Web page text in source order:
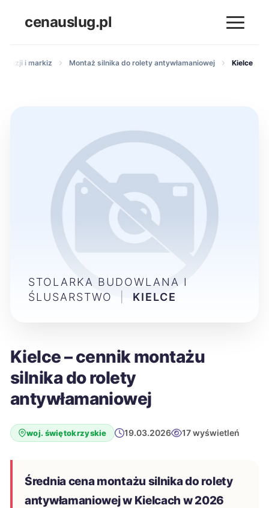
cenauslug.pl
i markiz Montaż silnika do rolety antywłamaniowej Kielce
Kielce – cennik montażu
silnika do rolety
antywłamaniowej
woj. świętokrzyskie 19.03.2026 17 wyświetleń
Średnia cena montażu silnika do rolety
antywłamaniowej w Kielcach w 2026
STOLARKA BUDOWLANA I
ŚLUSARSTWO
KIELCE